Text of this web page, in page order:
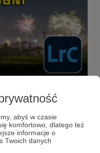
abyś w czasie
komfortowo, dlatego też
informacje o
Twoich danych
w
zdjęcia
obróbka zdjęć